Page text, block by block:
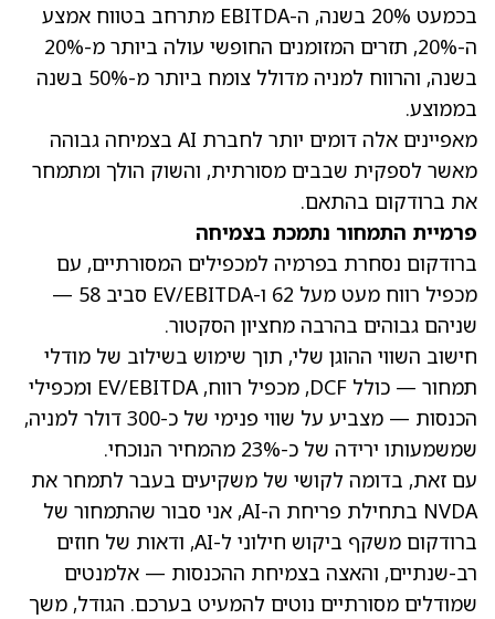
בכמעט 20% בשנה, ה-EBITDA מתרחב בטווח אמצע
ה-20%, תזרים המזומנים החופשי עולה ביותר מ-20%
בשנה, והרווח למניה מדולל צומח ביותר מ-50% בשנה
בממוצע.
מאפיינים אלה דומים יותר לחברת AI בצמיחה גבוהה
מאשר לספקית שבבים מסורתית, והשוק הולך ומתמחר
את ברודקום בהתאם.
פרמיית התמחור נתמכת בצמיחה
ברודקום נסחרת בפרמיה למכפילים המסורתיים, עם
מכפיל רווח מעט מעל 62 ו-EV/EBITDA סביב 58 —
שניהם גבוהים בהרבה מחציון הסקטור.
חישוב השווי ההוגן שלי, תוך שימוש בשילוב של מודלי
תמחור — כולל DCF, מכפיל רווח, EV/EBITDA ומכפילי
הכנסות — מצביע על שווי פנימי של כ-300 דולר למניה,
שמשמעותו ירידה של כ-23% מהמחיר הנוכחי.
עם זאת, בדומה לקושי של משקיעים בעבר לתמחר את
NVDA בתחילת פריחת ה-AI, אני סבור שהתמחור של
ברודקום משקף ביקוש חילוני ל-AI, ודאות של חוזים
רב-שנתיים, והאצה בצמיחת ההכנסות — אלמנטים
שמודלים מסורתיים נוטים להמעיט בערכם. הגודל, משך